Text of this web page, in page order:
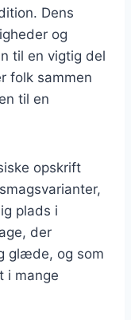
Dens
og
til en vigtig del
folk sammen
til en
opskrift
plads i
der
glæde, og som
i mange